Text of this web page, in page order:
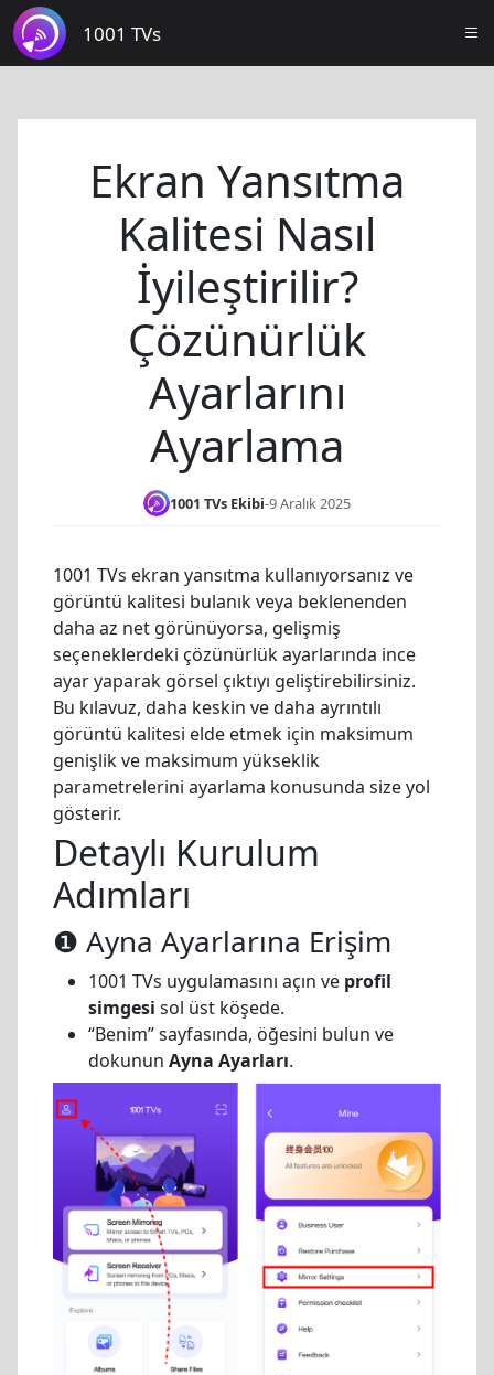
1001 TVs
Ekran Yansıtma
Kalitesi Nasıl
İyileştirilir?
Çözünürlük
Ayarlarını
Ayarlama
1001 TVs Ekibi-9 Aralık 2025
1001 TVs ekran yansıtma kullanıyorsanız ve
görüntü kalitesi bulanık veya beklenenden
daha az net görünüyorsa, gelişmiş
seçeneklerdeki çözünürlük ayarlarında ince
ayar yaparak görsel çıktıyı geliştirebilirsiniz.
Bu kılavuz, daha keskin ve daha ayrıntılı
görüntü kalitesi elde etmek için maksimum
genişlik ve maksimum yükseklik
parametrelerini ayarlama konusunda size yol
gösterir.
Detaylı Kurulum
Adımları
❶ Ayna Ayarlarına Erişim
1001 TVs uygulamasını açın ve profil
simgesi sol üst köşede.
“Benim” sayfasında, öğesini bulun ve
dokunun Ayna Ayarları.